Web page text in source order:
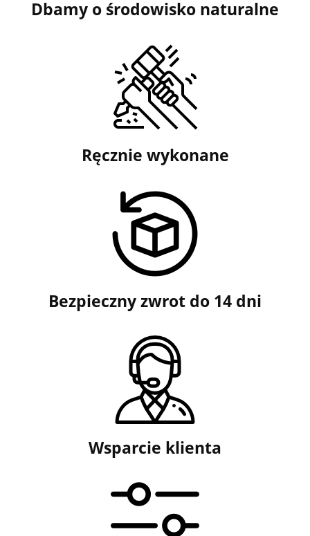
Dbamy o środowisko naturalne
Ręcznie wykonane
Bezpieczny zwrot do 14 dni
Wsparcie klienta